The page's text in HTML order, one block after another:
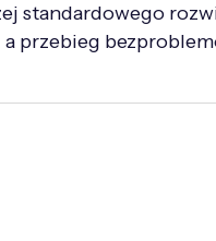
standardowego
przebieg